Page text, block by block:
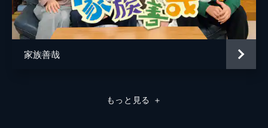
家族善哉
もっと見る ＋